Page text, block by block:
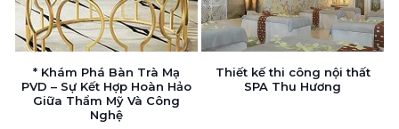
* Khám Phá Bàn Trà Mạ
PVD – Sự Kết Hợp Hoàn Hảo
Giữa Thẩm Mỹ Và Công
Nghệ
Thiết kế thi công nội thất
SPA Thu Hương